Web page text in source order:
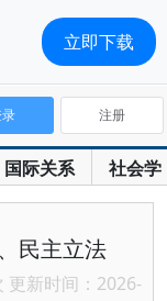
国际关系 社会学
注册
民主立法
更新时间：2026-
立即下载